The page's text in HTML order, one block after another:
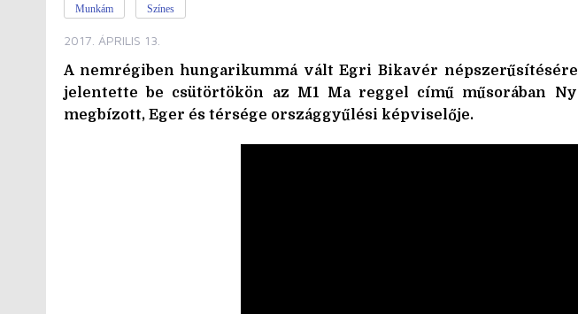
Munkám Színes
2017. ÁPRILIS 13.
A nemrégiben hungarikummá vált Egri Bikavér
jelentette be csütörtökön az M1 Ma reggel című műsorában
megbízott, Eger és térsége országgyűlési képviselője.